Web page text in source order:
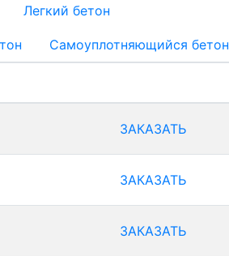
Легкий бетон
Самоуплотняющийся бетон
ЗАКАЗАТЬ
ЗАКАЗАТЬ
ЗАКАЗАТЬ